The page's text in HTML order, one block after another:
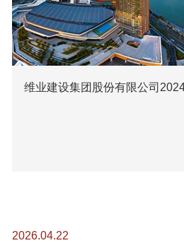
维业建设集团股份有限公司
2026.04.22